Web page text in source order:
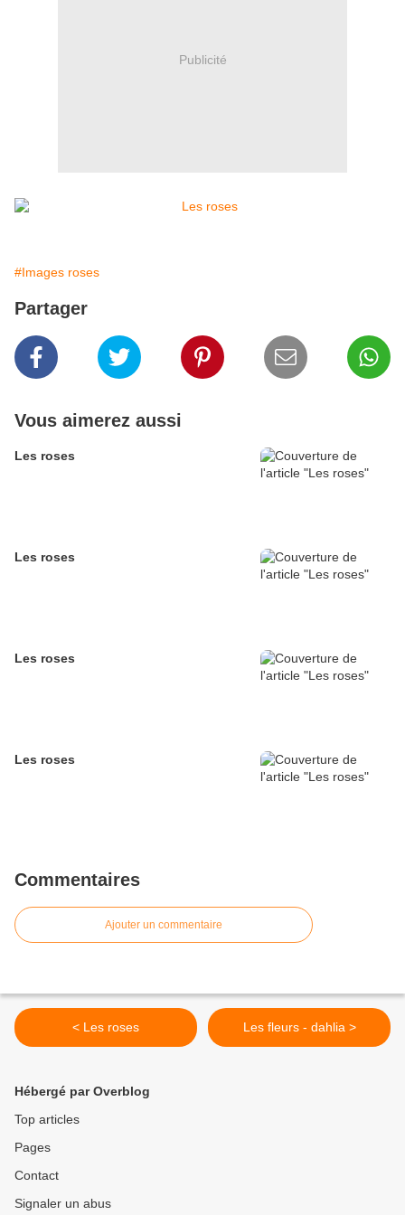
Publicité
#Images roses
Partager
Vous aimerez aussi
Les roses
Les roses
Les roses
Les roses
Commentaires
Ajouter un commentaire
< Les roses Les fleurs - dahlia >
Hébergé par Overblog
Top articles
Pages
Contact
Signaler un abus